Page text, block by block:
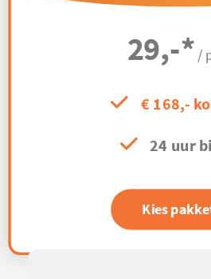
29,-* /
€ 168,-
24 uur
Kies